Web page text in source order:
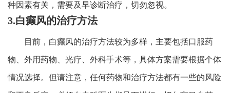
种因素有关，需要及早诊断治疗，切勿忽视。
3.白癫风的治疗方法
目前，白癫风的治疗方法较为多样，主要包括口服药
物、外用药物、光疗、外科手术等，具体方案需要根据个体
情况选择。但请注意，任何药物和治疗方法都有一些的风险